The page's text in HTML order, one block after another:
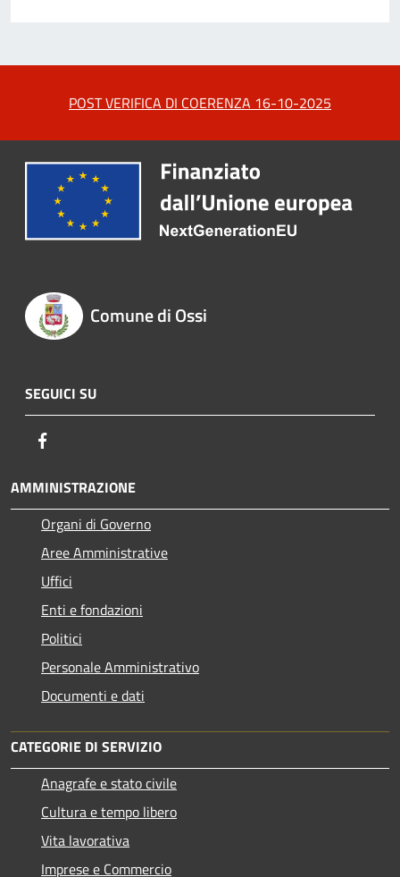
POST VERIFICA DI COERENZA 16-10-2025
Comune di Ossi
SEGUICI SU
AMMINISTRAZIONE
Organi di Governo
Aree Amministrative
Uffici
Enti e fondazioni
Politici
Personale Amministrativo
Documenti e dati
CATEGORIE DI SERVIZIO
Anagrafe e stato civile
Cultura e tempo libero
Vita lavorativa
Imprese e Commercio